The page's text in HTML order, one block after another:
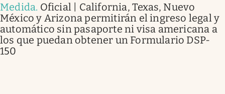
Medida. Oficial | California, Texas, Nuevo
México y Arizona permitirán el ingreso legal y
automático sin pasaporte ni visa americana a
los que puedan obtener un Formulario DSP-
150